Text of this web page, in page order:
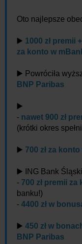
Oto najlepsze
▶️ 1000 zł premii
za konto w
▶️ Powróciła
BNP Paribas
▶️
- nawet 900 zł
(krótki okres
▶️ 700 zł za
▶️ ING Bank
- 700 zł premii
banku!)
- 4400 zł w
▶️ 450 zł w
BNP Paribas